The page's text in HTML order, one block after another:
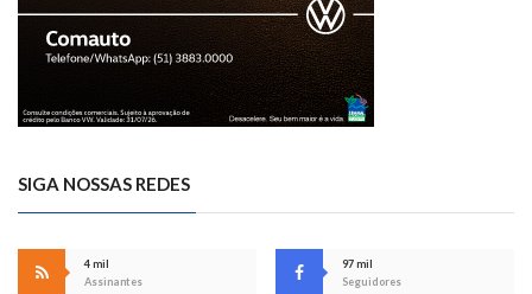
SIGA NOSSAS REDES
4 mil
Assinantes
97 mil
Seguidores